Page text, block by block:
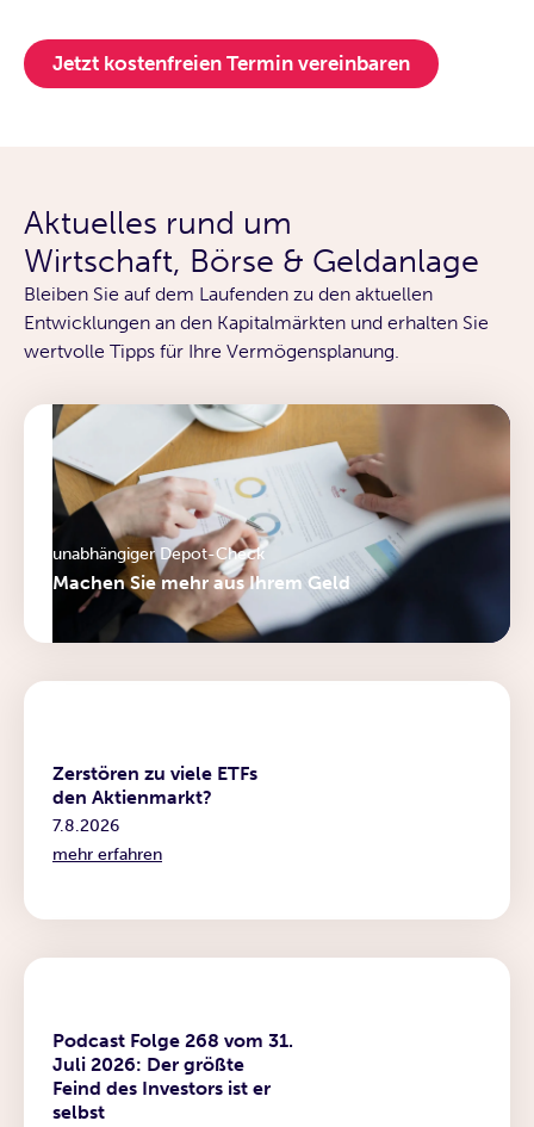
Jetzt kostenfreien Termin vereinbaren
Aktuelles rund um
Wirtschaft, Börse & Geldanlage
Bleiben Sie auf dem Laufenden zu den aktuellen
Entwicklungen an den Kapitalmärkten und erhalten Sie
wertvolle Tipps für Ihre Vermögensplanung.
Zerstören zu viele ETFs
den Aktienmarkt?
7.8.2026
mehr erfahren
Podcast Folge 268 vom 31.
Juli 2026: Der größte
Feind des Investors ist er
selbst
unabhängiger Depot-Check
Machen Sie mehr aus Ihrem Geld